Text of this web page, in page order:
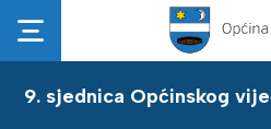
9. sjednica Općinskog